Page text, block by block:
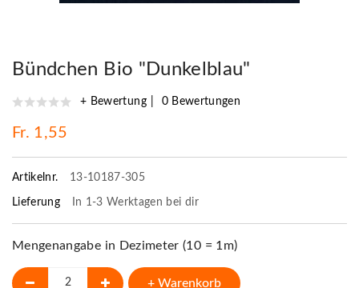
Bündchen Bio "Dunkelblau"
+ Bewertung 0 Bewertungen
Fr. 1,55
Artikelnr. 13-10187-305
Lieferung In 1-3 Werktagen bei dir
Mengenangabe in Dezimeter (10 = 1m)
+ Warenkorb